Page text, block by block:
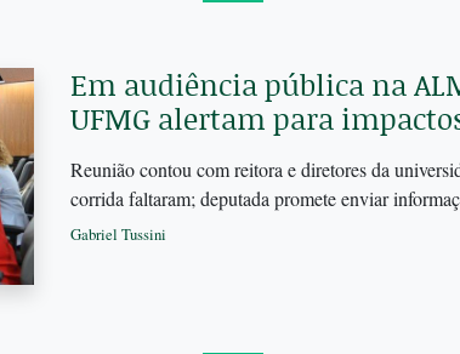
Em audiência pública na
UFMG alertam para
Reunião contou com reitora e diretores da
corrida faltaram; deputada promete enviar
Gabriel Tussini